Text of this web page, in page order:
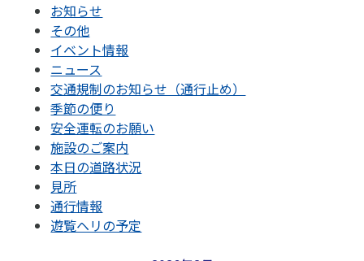
お知らせ
その他
イベント情報
ニュース
交通規制のお知らせ（通行止め）
季節の便り
安全運転のお願い
施設のご案内
本日の道路状況
見所
通行情報
遊覧ヘリの予定